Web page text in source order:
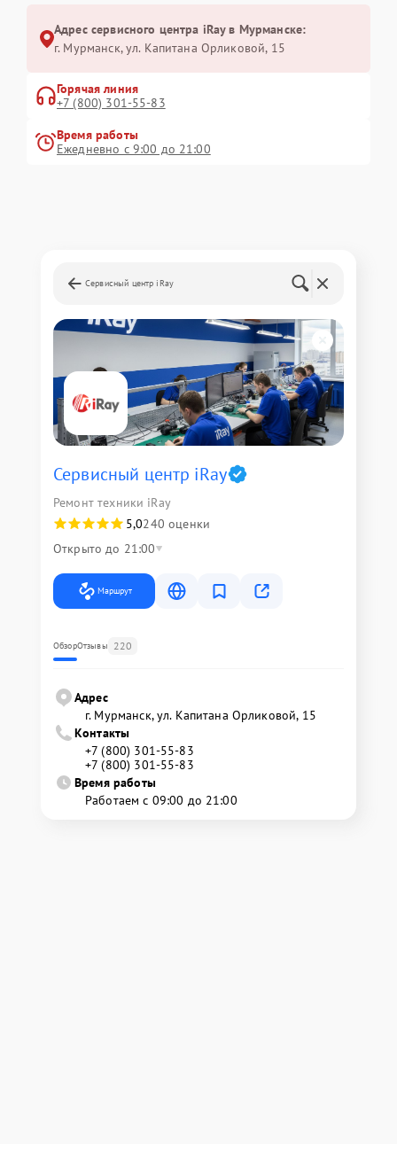
Адрес сервисного центра iRay в Мурманске:
г. Мурманск, ул. Капитана Орликовой, 15
Горячая линия
+7 (800) 301-55-83
Время работы
Ежедневно с 9:00 до 21:00
Сервисный центр iRay
Сервисный центр iRay
Ремонт техники iRay
5,0240 оценки
Открыто до 21:00
Маршрут
ОбзорОтзывы 220
Адрес
г. Мурманск, ул. Капитана Орликовой, 15
Контакты
+7 (800) 301-55-83
+7 (800) 301-55-83
Время работы
Работаем с 09:00 до 21:00